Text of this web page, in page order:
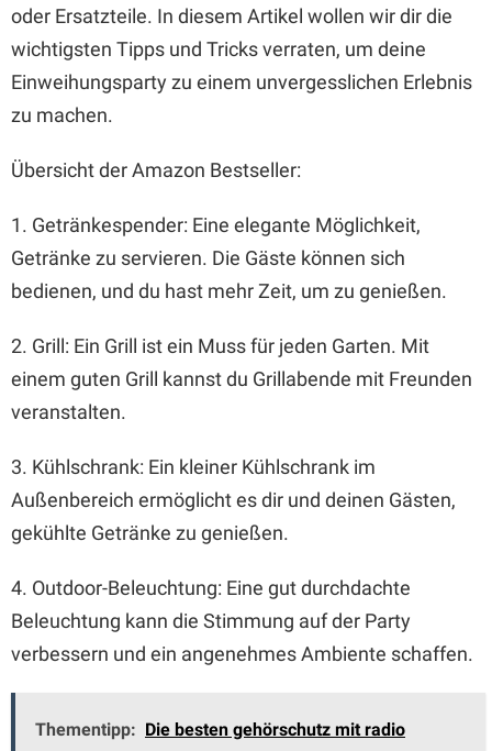
oder Ersatzteile. In diesem Artikel wollen wir dir die
wichtigsten Tipps und Tricks verraten, um deine
Einweihungsparty zu einem unvergesslichen Erlebnis
zu machen.
Übersicht der Amazon Bestseller:
1. Getränkespender: Eine elegante Möglichkeit,
Getränke zu servieren. Die Gäste können sich
bedienen, und du hast mehr Zeit, um zu genießen.
2. Grill: Ein Grill ist ein Muss für jeden Garten. Mit
einem guten Grill kannst du Grillabende mit Freunden
veranstalten.
3. Kühlschrank: Ein kleiner Kühlschrank im
Außenbereich ermöglicht es dir und deinen Gästen,
gekühlte Getränke zu genießen.
4. Outdoor-Beleuchtung: Eine gut durchdachte
Beleuchtung kann die Stimmung auf der Party
verbessern und ein angenehmes Ambiente schaffen.
Thementipp: Die besten gehörschutz mit radio